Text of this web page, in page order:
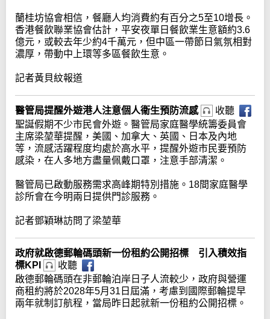
蘭桂坊協會相信，餐廳人均消費約有百分之5至10增長。
香港餐飲聯業協會估計，平安夜單日餐飲業生意額約3.6
億元，或較去年少約4千萬元，但中區一帶節日氣氛相對
濃厚，帶動中上環等多區餐飲生意。
記者黃貝紋報道
醫管局提醒外遊港人注意個人衞生預防流感
收聽
聖誕假期不少市民會外遊。醫管局家庭醫學統籌委員會
主席梁堃華提醒，美國、加拿大、英國、日本及內地
等，流感活躍程度均處於高水平，提醒外遊市民要預防
感染，在人多地方盡量佩戴口罩，注意手部清潔。
醫管局已啟動服務需求高峰期特別措施。18間家庭醫學
診所會在今明兩日提供門診服務。
記者鄧穎琳訪問了梁堃華
政府就啟德郵輪碼頭新一份租約公開招標 引入積效指
標KPI
收聽
啟德郵輪碼頭在非郵輪泊岸日子人流較少，政府與營運
商租約將於2028年5月31日屆滿，考慮到國際郵輪提早
兩年就制訂航程，當局昨日起就新一份租約公開招標。